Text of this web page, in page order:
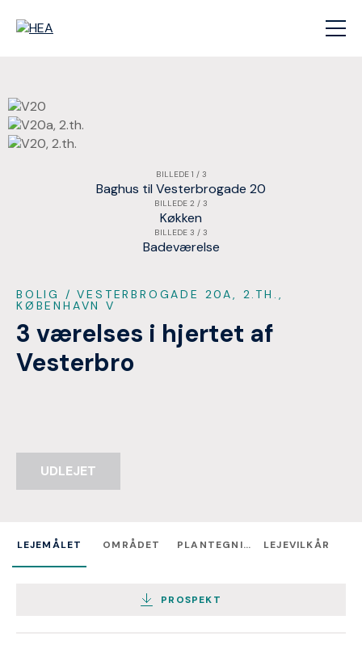
BILLEDE 1 / 3
Baghus til Vesterbrogade 20
BILLEDE 2 / 3
Køkken
BILLEDE 3 / 3
Badeværelse
BOLIG / VESTERBROGADE 20A, 2.TH.,
KØBENHAVN V
3 værelses i hjertet af
Vesterbro
UDLEJET
LEJEMÅLET OMRÅDET PLANTEGNING LEJEVILKÅR
PROSPEKT